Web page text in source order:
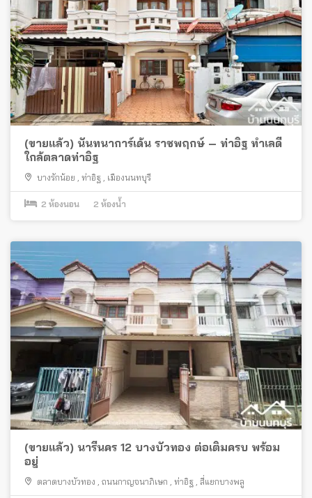
(ขายแล้ว) นันทนาการ์เด้น ราชพฤกษ์ – ท่าอิฐ ทำเลดี
ใกล้ตลาดท่าอิฐ
บางรักน้อย ท่าอิฐ เมืองนนทบุรี
2 ห้องนอน 2 ห้องน้ำ
(ขายแล้ว) นารีนคร 12 บางบัวทอง ต่อเติมครบ พร้อม
อยู่
ตลาดบางบัวทอง ถนนกาญจนาภิเษก ท่าอิฐ สี่แยกบางพลู